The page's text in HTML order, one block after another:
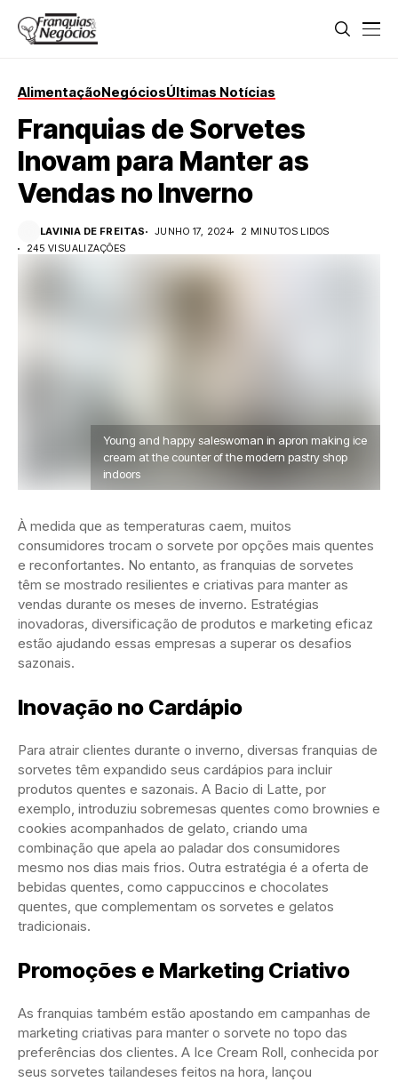
AlimentaçãoNegóciosÚltimas Notícias
Franquias de Sorvetes
Inovam para Manter as
Vendas no Inverno
LAVINIA DE FREITAS JUNHO 17, 2024
2 MINUTOS LIDOS
245 VISUALIZAÇÕES
Young and happy saleswoman in apron making ice
cream at the counter of the modern pastry shop
indoors
À medida que as temperaturas caem, muitos
consumidores trocam o sorvete por opções mais quentes
e reconfortantes. No entanto, as franquias de sorvetes
têm se mostrado resilientes e criativas para manter as
vendas durante os meses de inverno. Estratégias
inovadoras, diversificação de produtos e marketing eficaz
estão ajudando essas empresas a superar os desafios
sazonais.
Inovação no Cardápio
Para atrair clientes durante o inverno, diversas franquias de
sorvetes têm expandido seus cardápios para incluir
produtos quentes e sazonais. A Bacio di Latte, por
exemplo, introduziu sobremesas quentes como brownies e
cookies acompanhados de gelato, criando uma
combinação que apela ao paladar dos consumidores
mesmo nos dias mais frios. Outra estratégia é a oferta de
bebidas quentes, como cappuccinos e chocolates
quentes, que complementam os sorvetes e gelatos
tradicionais.
Promoções e Marketing Criativo
As franquias também estão apostando em campanhas de
marketing criativas para manter o sorvete no topo das
preferências dos clientes. A Ice Cream Roll, conhecida por
seus sorvetes tailandeses feitos na hora, lançou